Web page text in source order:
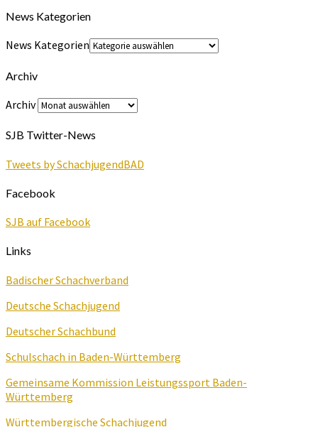
News Kategorien
News Kategorien
Archiv
Archiv
SJB Twitter-News
Tweets by SchachjugendBAD
Facebook
SJB auf Facebook
Links
Badischer Schachverband
Deutsche Schachjugend
Deutscher Schachbund
Schulschach in Baden-Württemberg
Gemeinsame Kommission Leistungssport Baden-
Württemberg
Württembergische Schachjugend